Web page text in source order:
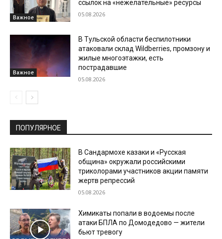
Важное
ссылок на «нежелательные» ресурсы
05.08.2026
Важное
В Тульской области беспилотники
атаковали склад Wildberries, промзону и
жилые многоэтажки, есть
пострадавшие
05.08.2026
ПОПУЛЯРНОЕ
В Сандармохе казаки и «Русская
община» окружали российскими
триколорами участников акции памяти
жертв репрессий
05.08.2026
Химикаты попали в водоемы после
атаки БПЛА по Домодедово — жители
бьют тревогу